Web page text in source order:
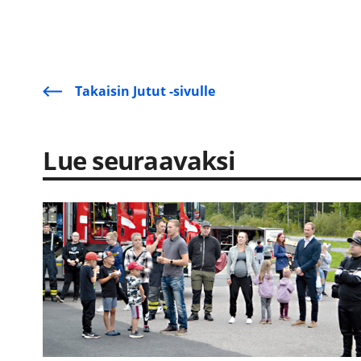
Takaisin Jutut -sivulle
Lue seuraavaksi